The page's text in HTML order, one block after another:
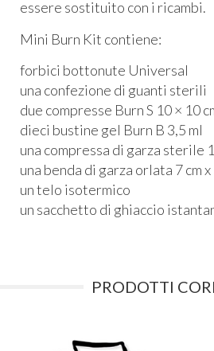
essere sostituito con i ricambi.
Mini Burn Kit contiene:
forbici bottonute Universal
una confezione di guanti sterili
due compresse Burn S 10 × 10
dieci bustine gel Burn B 3,5 ml
una compressa di garza sterile
una benda di garza orlata 7 cm x
un telo isotermico
un sacchetto di ghiaccio
PRODOTTI